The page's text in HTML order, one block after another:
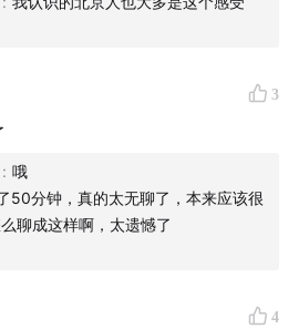
允许你去家里吃饭并畅玩他们的
知的秘密地点，只要你去那里，
消失的时候，你可以在这个地方
好电、吸完能量再回到人群中去
在意、也非常在意你的人，看到
有减肥服务咨询的可直接加粒粒
3
: 哦
50分钟，真的太无聊了，本来应该很
聊成这样啊，太遗憾了
4